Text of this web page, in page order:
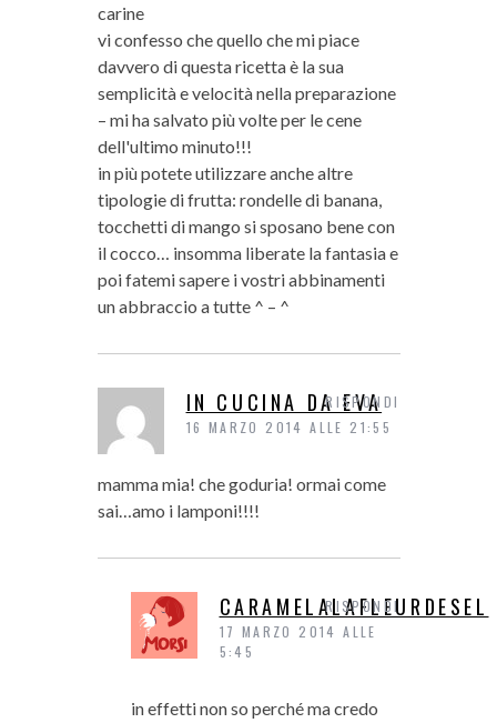
carine
vi confesso che quello che mi piace
davvero di questa ricetta è la sua
semplicità e velocità nella preparazione
– mi ha salvato più volte per le cene
dell'ultimo minuto!!!
in più potete utilizzare anche altre
tipologie di frutta: rondelle di banana,
tocchetti di mango si sposano bene con
il cocco… insomma liberate la fantasia e
poi fatemi sapere i vostri abbinamenti
un abbraccio a tutte ^ – ^
IN CUCINA DA EVA
16 MARZO 2014 ALLE 21:55
mamma mia! che goduria! ormai come
sai…amo i lamponi!!!!
RISPONDI
CARAMELALAFLEURDESEL
17 MARZO 2014 ALLE
5:45
in effetti non so perché ma credo
RISPONDI